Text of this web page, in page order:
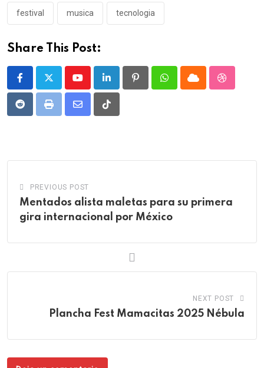
festival musica tecnologia
Share This Post:
YoutubeLinkedIn PinterestWhatsappCloud
RedditPrint
Share
Tiktok
PREVIOUS POST
Mentados alista maletas para su primera
gira internacional por México
NEXT POST
Plancha Fest Mamacitas 2025 Nébula